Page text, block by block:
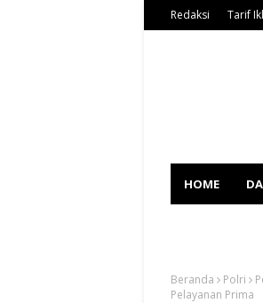
Redaksi Tarif
HOME
Beranda Polri
Pelayanan Prima